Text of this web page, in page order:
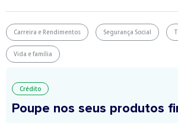
Carreira e Rendimentos Segurança Social
Vida e família
Crédito
Poupe nos seus produtos